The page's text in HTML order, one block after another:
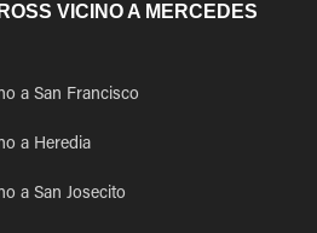
VICINO A MERCEDES
a San Francisco
a Heredia
a San Josecito